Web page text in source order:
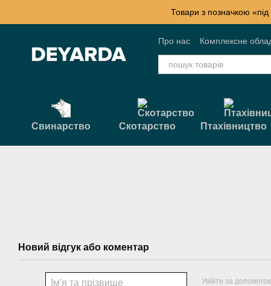
Товари з позначкою
Про нас Комплексне
Контактна інформація
Свинарство Скотарство Птахівництво
Новий відгук або коментар
Увійти за